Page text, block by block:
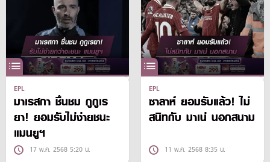
EPL
มาเรสกา ชื่นชม กูกูเร
ยา! ยอมรับไม่ง่ายชนะ
แมนยูฯ
17 พ.ค. 2568 5:20 น.
EPL
ซาลาห์ ยอมรับแล้ว! ไม่
สนิทกับ มาเน่ นอกสนาม
11 พ.ค. 2568 8:35 น.